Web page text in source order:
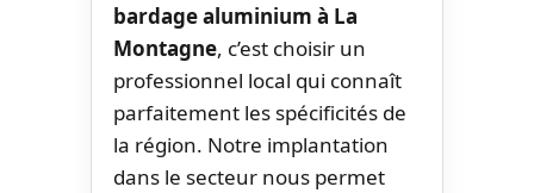
bardage aluminium à La
Montagne, c’est choisir un
professionnel local qui connaît
parfaitement les spécificités de
la région. Notre implantation
dans le secteur nous permet